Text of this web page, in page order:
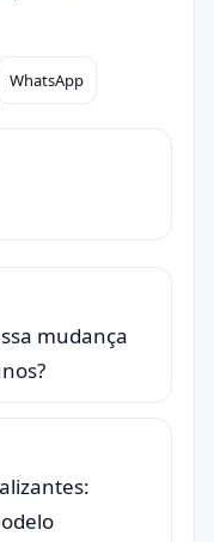
WhatsApp
mudança